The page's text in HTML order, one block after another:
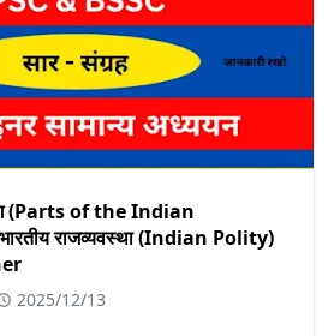
(Parts of the Indian
राजव्यवस्था (Indian Polity)
2025/12/13